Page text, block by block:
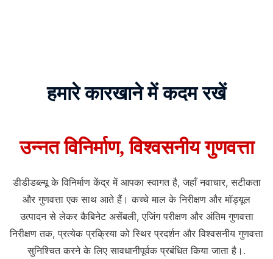
हमारे कारखाने में कदम रखें
उन्नत विनिर्माण, विश्वसनीय गुणवत्ता
डीडीडब्ल्यू के विनिर्माण केंद्र में आपका स्वागत है, जहाँ नवाचार, सटीकता
और गुणवत्ता एक साथ आते हैं। कच्चे माल के निरीक्षण और मॉड्यूल
उत्पादन से लेकर कैबिनेट असेंबली, एजिंग परीक्षण और अंतिम गुणवत्ता
निरीक्षण तक, प्रत्येक प्रक्रिया को स्थिर प्रदर्शन और विश्वसनीय गुणवत्ता
सुनिश्चित करने के लिए सावधानीपूर्वक प्रबंधित किया जाता है।.